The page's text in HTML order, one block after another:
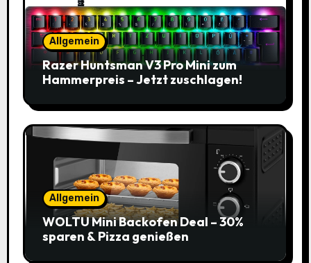
Allgemein
Razer Huntsman V3 Pro Mini zum
Hammerpreis – Jetzt zuschlagen!
Allgemein
WOLTU Mini Backofen Deal – 30%
sparen & Pizza genießen